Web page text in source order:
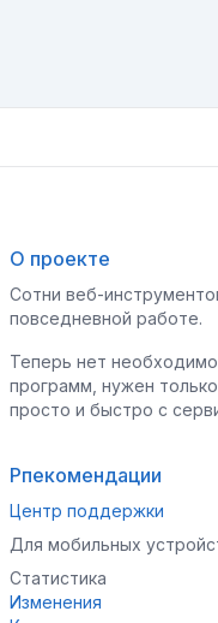
О проекте
Сотни веб-
повседневной работе.
Теперь нет
программ, нужен
просто и быстро с
Рпекомендации
Центр поддержки
Для мобильных
Статистика
Изменения